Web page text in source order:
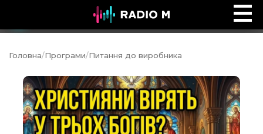
Ефір Radio M
Головна/Програми/Питання до виробника